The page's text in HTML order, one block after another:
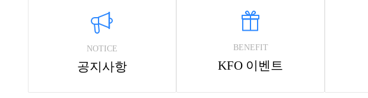
NOTICE
공지사항
BENEFIT
KFO 이벤트